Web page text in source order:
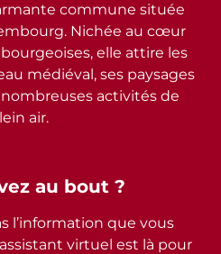
au bout ?
l’information que vous
virtuel est là pour
commune située
Nichée au cœur
elle attire les
médiéval, ses paysages
activités de
air.